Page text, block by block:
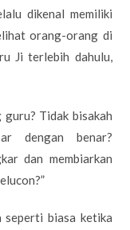
dikenal memiliki
orang-orang di
Ji terlebih dahulu,
guru? Tidak bisakah
dengan benar?
dan membiarkan
seperti biasa ketika